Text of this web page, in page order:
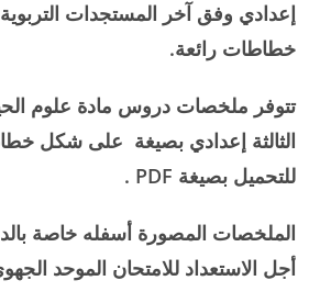
إعدادي وفق آخر المستجدات
خطاطات رائعة.
تتوفر ملخصات دروس مادة علوم
الثالثة إعدادي بصيغة على شكل
للتحميل بصيغة PDF .
الملخصات المصورة أسفله خاصة
أجل الاستعداد للامتحان الموحد